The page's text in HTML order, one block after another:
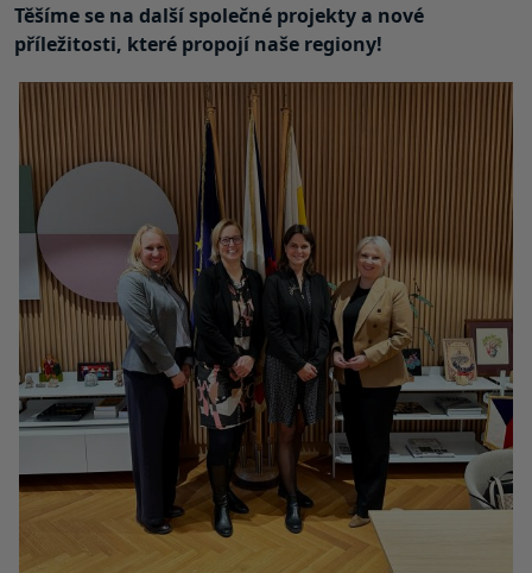
Těšíme se na další společné projekty a nové
příležitosti, které propojí naše regiony!